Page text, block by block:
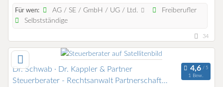
Für wen: AG / SE / GmbH / UG / Ltd.
Freiberufler
Selbstständige
34
Dr. Schwab · Dr. Kappler & Partner
Steuerberater - Rechtsanwalt Partnerschaft
1 Bew.